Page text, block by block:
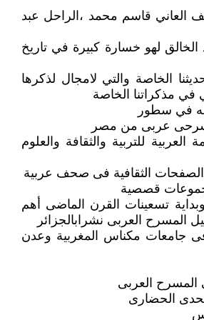
العاني قاسم محمد ،الراحل عبد
لهو خسارة كبيرة في تاريخ
الخاصة والتي لامجال لذكرها
في مذكراتنا الخاصة
في سطور
عربى من مصر
العربية للتربية والثقافة والعلوم
الثقافية فى صحف عربية
قصصية
تسعينات القرن الماضى أهم
المسرح العربى نشرابالجزائر
جامعات مكناس المغربية وعدن
المسرح العربى
الحضارى